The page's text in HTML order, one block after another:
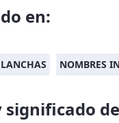
en:
NOMBRES
significado